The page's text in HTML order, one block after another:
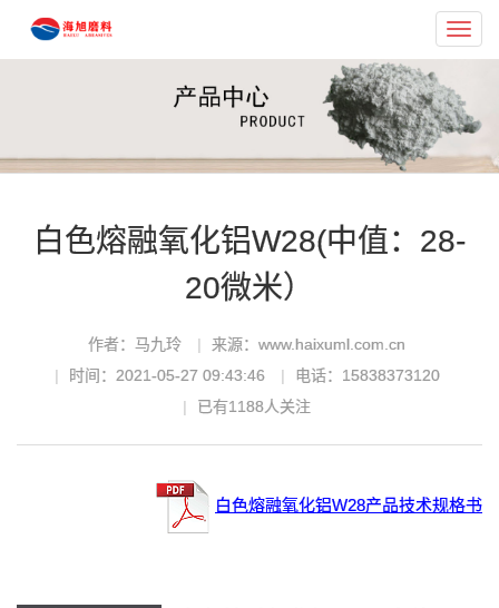
白色熔融氧化铝W28(中值：28-
20微米）
作者：马九玲
来源：www.haixuml.com.cn
时间：2021-05-27 09:43:46
电话：15838373120
已有1188人关注
白色熔融氧化铝W28产品技术规格书